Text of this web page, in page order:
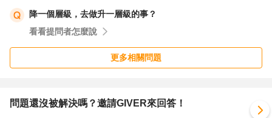
降一個層級，去做升一層級的事？
看看提問者怎麼說
更多相關問題
問題還沒被解決嗎？邀請GIVER來回答！